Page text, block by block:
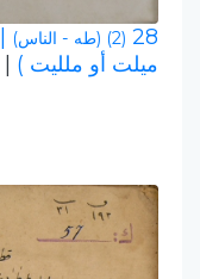
28 (2) (طه - الناس)
ميلت أو ملليت )